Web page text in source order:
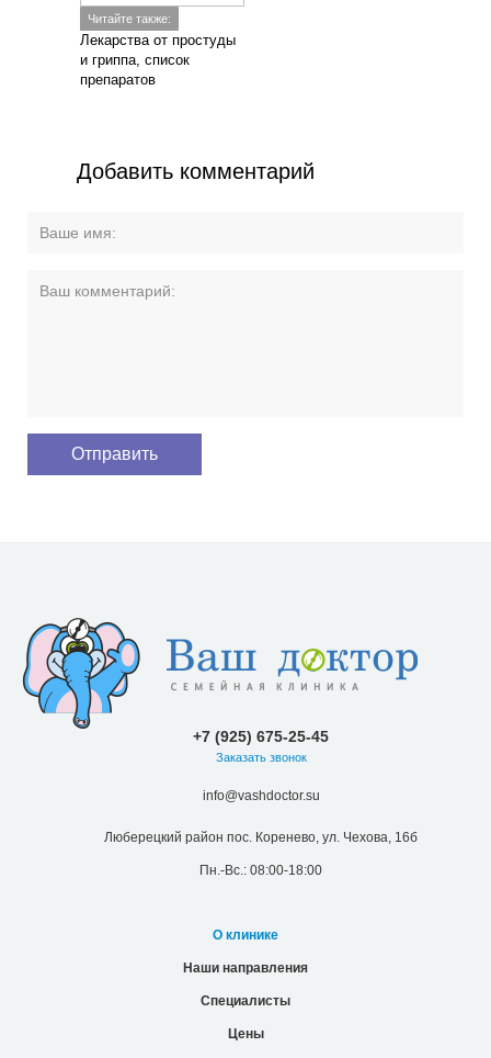
Читайте также:
Лекарства от простуды
и гриппа, список
препаратов
Добавить комментарий
+7 (925) 675-25-45
Заказать звонок
info@vashdoctor.su
Люберецкий район пос. Коренево, ул. Чехова, 16б
Пн.-Вс.: 08:00-18:00
О клинике
Наши направления
Специалисты
Цены